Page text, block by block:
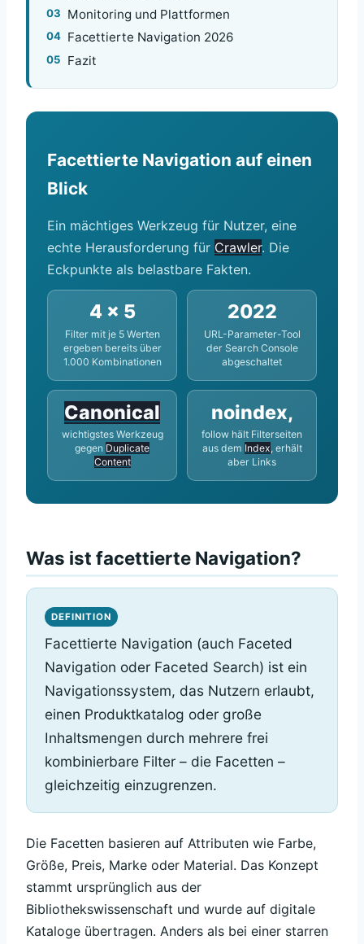
Monitoring und Plattformen
Facettierte Navigation 2026
Fazit
Facettierte Navigation auf einen
Blick
Ein mächtiges Werkzeug für Nutzer, eine
echte Herausforderung für Crawler. Die
Eckpunkte als belastbare Fakten.
4 × 5
Filter mit je 5 Werten
ergeben bereits über
1.000 Kombinationen
2022
URL-Parameter-Tool
der Search Console
abgeschaltet
Canonical
wichtigstes Werkzeug
gegen Duplicate
Content
noindex,
follow hält Filterseiten
aus dem Index, erhält
aber Links
Was ist facettierte Navigation?
DEFINITION
Facettierte Navigation (auch Faceted
Navigation oder Faceted Search) ist ein
Navigationssystem, das Nutzern erlaubt,
einen Produktkatalog oder große
Inhaltsmengen durch mehrere frei
kombinierbare Filter – die Facetten –
gleichzeitig einzugrenzen.
Die Facetten basieren auf Attributen wie Farbe,
Größe, Preis, Marke oder Material. Das Konzept
stammt ursprünglich aus der
Bibliothekswissenschaft und wurde auf digitale
Kataloge übertragen. Anders als bei einer starren